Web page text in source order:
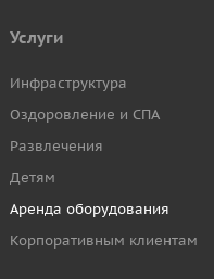
Услуги
Инфраструктура
Оздоровление и СПА
Развлечения
Детям
Аренда оборудования
Корпоративным клиентам